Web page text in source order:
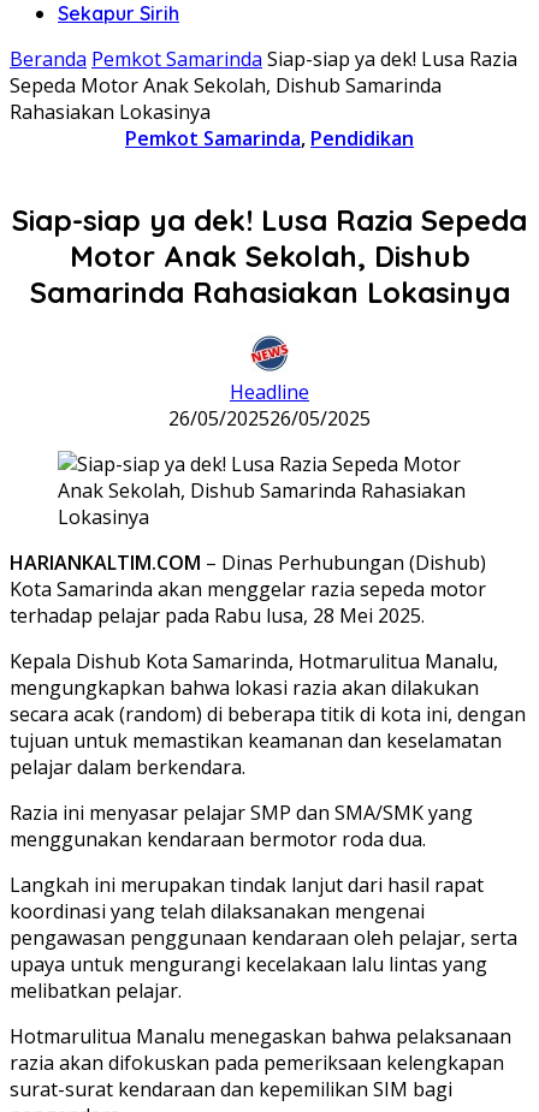
Sekapur Sirih
Beranda Pemkot Samarinda Siap-siap ya dek! Lusa Razia
Sepeda Motor Anak Sekolah, Dishub Samarinda
Rahasiakan Lokasinya
Pemkot Samarinda, Pendidikan
Siap-siap ya dek! Lusa Razia Sepeda
Motor Anak Sekolah, Dishub
Samarinda Rahasiakan Lokasinya
Headline
26/05/202526/05/2025
HARIANKALTIM.COM – Dinas Perhubungan (Dishub)
Kota Samarinda akan menggelar razia sepeda motor
terhadap pelajar pada Rabu lusa, 28 Mei 2025.
Kepala Dishub Kota Samarinda, Hotmarulitua Manalu,
mengungkapkan bahwa lokasi razia akan dilakukan
secara acak (random) di beberapa titik di kota ini, dengan
tujuan untuk memastikan keamanan dan keselamatan
pelajar dalam berkendara.
Razia ini menyasar pelajar SMP dan SMA/SMK yang
menggunakan kendaraan bermotor roda dua.
Langkah ini merupakan tindak lanjut dari hasil rapat
koordinasi yang telah dilaksanakan mengenai
pengawasan penggunaan kendaraan oleh pelajar, serta
upaya untuk mengurangi kecelakaan lalu lintas yang
melibatkan pelajar.
Hotmarulitua Manalu menegaskan bahwa pelaksanaan
razia akan difokuskan pada pemeriksaan kelengkapan
surat-surat kendaraan dan kepemilikan SIM bagi